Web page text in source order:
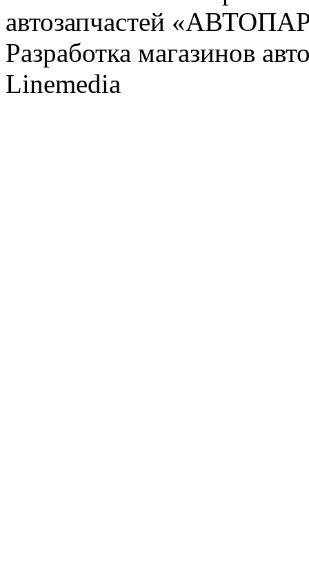
автозапчастей
Разработка магазинов
Linemedia